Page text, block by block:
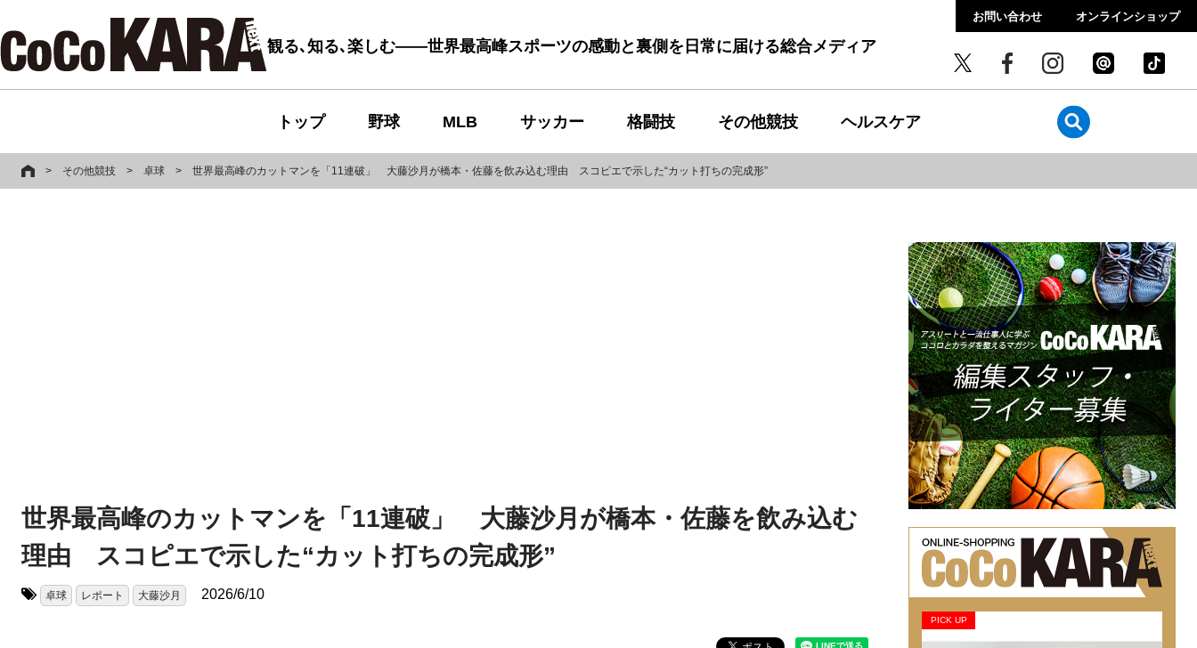
観る､知る､楽しむ――世界最高峰スポーツの感動と裏側を日常に届ける総合メディア
お問い合わせ オンラインショップ
トップ 野球 MLB サッカー 格闘技 その他競技 ヘルスケア
> その他競技 > 卓球 > 世界最高峰のカットマンを「11連破」 大藤沙月が橋本・佐藤を飲み込む理由 スコピエで示した“カット打ちの完成形”
世界最高峰のカットマンを「11連破」 大藤沙月が橋本・佐藤を飲み込む
理由 スコピエで示した“カット打ちの完成形”
卓球 レポート 大藤沙月 2026/6/10
PICK UP